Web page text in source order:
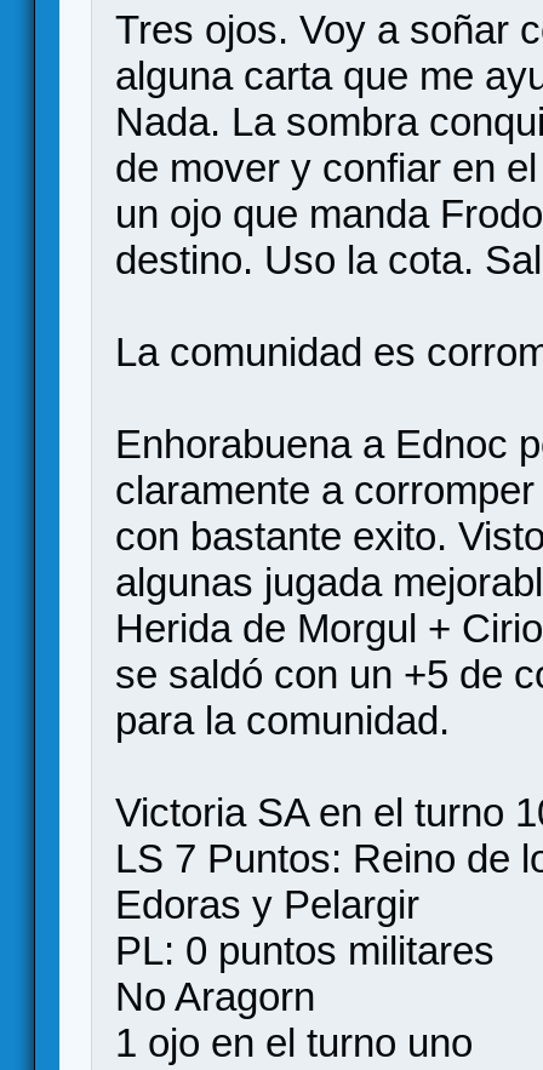
Tres ojos. Voy a soñar
alguna carta que me
Nada. La sombra
de mover y confiar en
un ojo que manda
destino. Uso la cota.
La comunidad es
Enhorabuena a Ednoc
claramente a
con bastante exito.
algunas jugada
Herida de Morgul +
se saldó con un +5 de
para la comunidad.
Victoria SA en el turno
LS 7 Puntos: Reino de
Edoras y Pelargir
PL: 0 puntos militares
No Aragorn
1 ojo en el turno uno